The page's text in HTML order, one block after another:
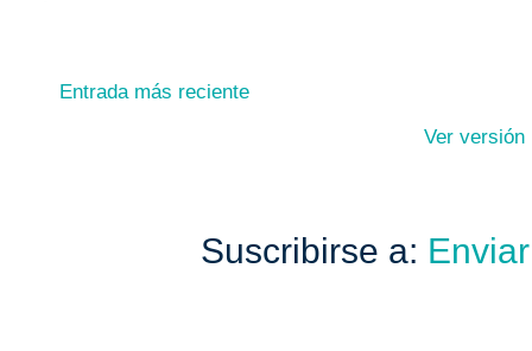
Entrada más reciente
Ver versión
Suscribirse a: